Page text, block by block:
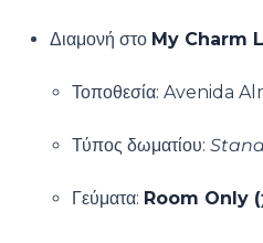
Διαμονή στο My Charm
Τοποθεσία: Avenida
Τύπος δωματίου:
Γεύματα: Room Only